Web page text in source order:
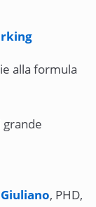
alla formula
grande
, PHD,